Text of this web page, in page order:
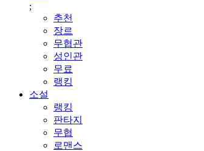
;
추천
장르
무협관
성인관
무료
랭킹
소설
랭킹
판타지
무협
로맨스